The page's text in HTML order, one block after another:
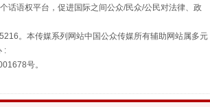
重拳出击！专项整治午间酒驾
话语权平台，促进国际之间公众/民众/公民对法律、政
。本传媒系列网站中国公众传媒所有辅助网站属多元
:
号。